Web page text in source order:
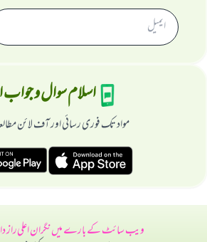
اسلام سوال و
مواد تک فوری رسائی اور آف لائن
ویب سائٹ کے بارے میںنگران اعلی